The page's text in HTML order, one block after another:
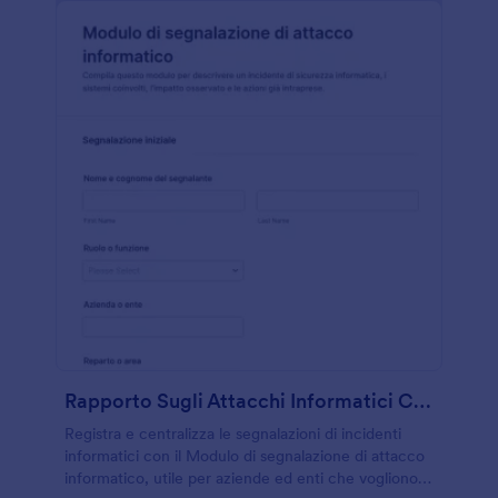
Rapporto Sugli Attacchi Informatici CrowdStrike Form
Registra e centralizza le segnalazioni di incidenti
informatici con il Modulo di segnalazione di attacco
informatico, utile per aziende ed enti che vogliono